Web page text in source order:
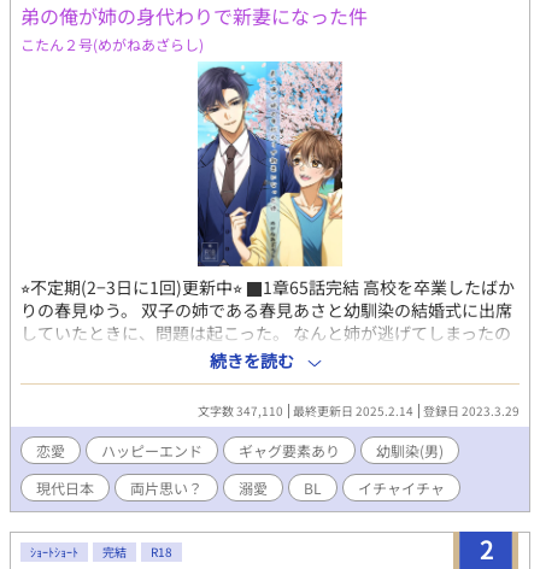
弟の俺が姉の身代わりで新妻になった件
こたん２号(めがねあざらし)
⭐︎不定期(2−3日に1回)更新中⭐︎ ⬛︎1章65話完結 高校を卒業したばか
りの春見ゆう。 双子の姉である春見あさと幼馴染の結婚式に出席
していたときに、問題は起こった。 なんと姉が逃げてしまったの
だ。そのままゆうは姉の代わりに結婚式に出ることとなりー
ー？！ -------------------- 現代ものドタバタあまあまラブコメです。
ひょんなことから結婚してしまった、【高学歴高収入高身長顔面
偏差値バカ高と揃い踏みなのにうっかりと目覚めて残念な方向に
流れそうな社会人＝残念ハンサム(略して残サム)】×【口に出さ
ない一見おとなしめな脳内うるさい可愛い系男子大学生】が時の
流れ遅めでお互いに葛藤したり自身の知らない面に戸惑ったり流
されたり･･･しながら、イチャイチャエロエロエロエロエロエロし
ています。 -------------------- この作品はフィクションです。実在の
人物や団体、場所および作品等とは一切関係はありません。特に
続きを読む
文字数 347,110 最終更新日 2025.2.14 登録日 2023.3.29
恋愛 ハッピーエンド ギャグ要素あり
幼馴染(男)
現代日本
両片思い？ 溺愛 BL イチャイチャ
2
ｼｮｰﾄｼｮｰﾄ 完結 R18